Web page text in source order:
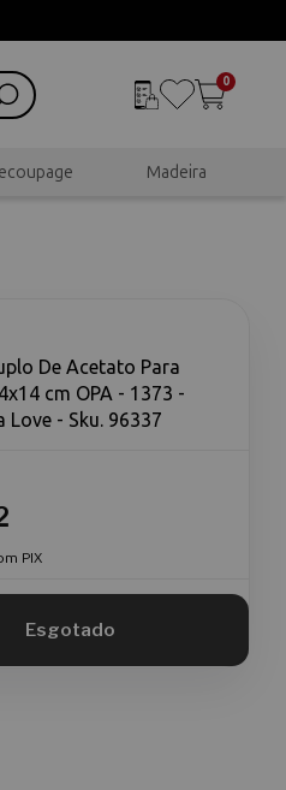
0
Madeira
De Acetato Para
cm OPA - 1373 -
Love - Sku. 96337
PIX